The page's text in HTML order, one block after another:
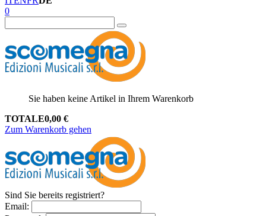
0
Sie haben keine Artikel in Ihrem Warenkorb
TOTALE0,00 €
Zum Warenkorb gehen
Sind Sie bereits registriert?
Email: